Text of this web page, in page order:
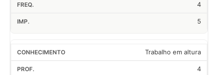
4
5
Trabalho em altura
4